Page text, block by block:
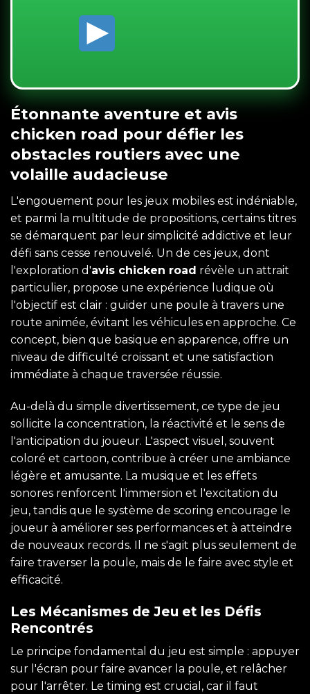
Étonnante aventure et avis
chicken road pour défier les
obstacles routiers avec une
volaille audacieuse
L'engouement pour les jeux mobiles est indéniable,
et parmi la multitude de propositions, certains titres
se démarquent par leur simplicité addictive et leur
défi sans cesse renouvelé. Un de ces jeux, dont
l'exploration d'avis chicken road révèle un attrait
particulier, propose une expérience ludique où
l'objectif est clair : guider une poule à travers une
route animée, évitant les véhicules en approche. Ce
concept, bien que basique en apparence, offre un
niveau de difficulté croissant et une satisfaction
immédiate à chaque traversée réussie.
Au-delà du simple divertissement, ce type de jeu
sollicite la concentration, la réactivité et le sens de
l'anticipation du joueur. L'aspect visuel, souvent
coloré et cartoon, contribue à créer une ambiance
légère et amusante. La musique et les effets
sonores renforcent l'immersion et l'excitation du
jeu, tandis que le système de scoring encourage le
joueur à améliorer ses performances et à atteindre
de nouveaux records. Il ne s'agit plus seulement de
faire traverser la poule, mais de le faire avec style et
efficacité.
Les Mécanismes de Jeu et les Défis
Rencontrés
Le principe fondamental du jeu est simple : appuyer
sur l'écran pour faire avancer la poule, et relâcher
pour l'arrêter. Le timing est crucial, car il faut